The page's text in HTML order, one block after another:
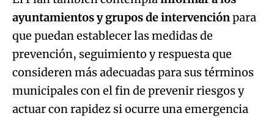
ayuntamientos y grupos de intervenciónpara
que puedan establecer las medidas de
prevención, seguimiento y respuesta que
consideren más adecuadas para sus términos
municipales con el fin de prevenir riesgos y
actuar con rapidez si ocurre una emergencia